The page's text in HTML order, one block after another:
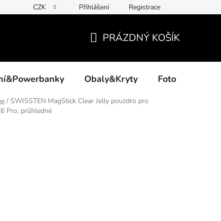
CZK Přihlášení Registrace
KOŠÍK
PRÁZDNÝ KOŠÍK
Obaly&Kryty Foto
/ SWISSTEN MagStick Clear Jelly pouzdro pro
Pro, průhledné